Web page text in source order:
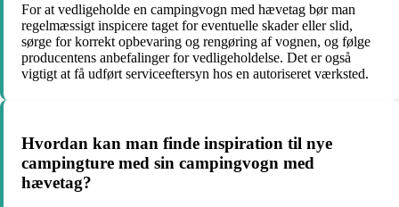
For at vedligeholde en campingvogn med hævetag bør man
regelmæssigt inspicere taget for eventuelle skader eller slid,
sørge for korrekt opbevaring og rengøring af vognen, og følge
producentens anbefalinger for vedligeholdelse. Det er også
vigtigt at få udført serviceeftersyn hos en autoriseret værksted.
Hvordan kan man finde inspiration til nye
campingture med sin campingvogn med
hævetag?